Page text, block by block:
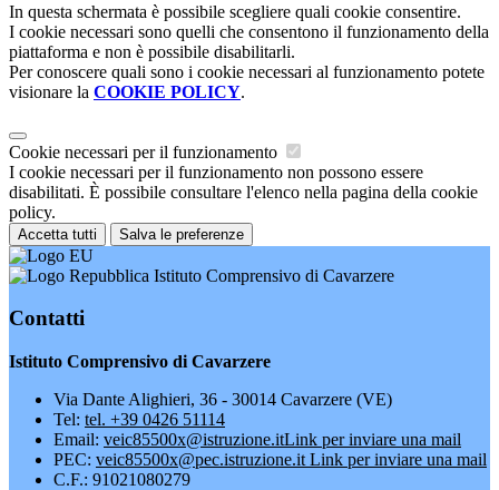
In questa schermata è possibile scegliere quali cookie consentire.
I cookie necessari sono quelli che consentono il funzionamento della
piattaforma e non è possibile disabilitarli.
Per conoscere quali sono i cookie necessari al funzionamento potete
visionare la COOKIE POLICY.
Cookie necessari per il funzionamento
I cookie necessari per il funzionamento non possono essere
disabilitati. È possibile consultare l'elenco nella pagina della cookie
policy.
Accetta tutti Salva le preferenze
Istituto Comprensivo di Cavarzere
Contatti
Istituto Comprensivo di Cavarzere
Via Dante Alighieri, 36 - 30014 Cavarzere (VE)
Tel: tel. +39 0426 51114
Email: veic85500x@istruzione.itLink per inviare una mail
PEC: veic85500x@pec.istruzione.it Link per inviare una mail
C.F.: 91021080279